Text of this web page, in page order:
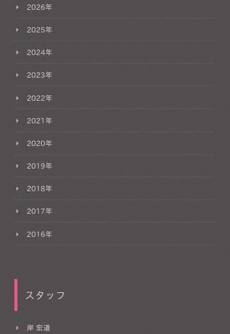
2026年
2025年
2024年
2023年
2022年
2021年
2020年
2019年
2018年
2017年
2016年
スタッフ
岸 宏道